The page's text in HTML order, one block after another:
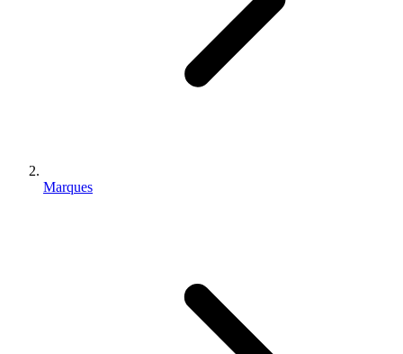
Marques